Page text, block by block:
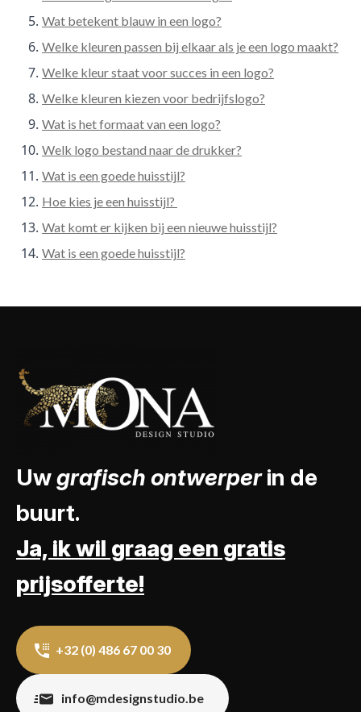
Wat betekent blauw in een logo?
Welke kleuren passen bij elkaar als je een logo maakt?
Welke kleur staat voor succes in een logo?
Welke kleuren kiezen voor bedrijfslogo?
Wat is het formaat van een logo?
Welk logo bestand naar de drukker?
Wat is een goede huisstijl?
Hoe kies je een huisstijl?
Wat komt er kijken bij een nieuwe huisstijl?
Wat is een goede huisstijl?
Uwgrafisch ontwerperin de
buurt.
Ja, ik wil graag een gratis
prijsofferte!
+32 (0) 486 67 00 30
info@mdesignstudio.be